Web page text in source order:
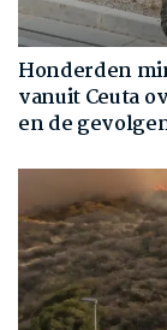
Honderden
vanuit Ceuta
en de